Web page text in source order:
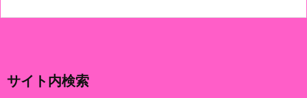
サイト内検索